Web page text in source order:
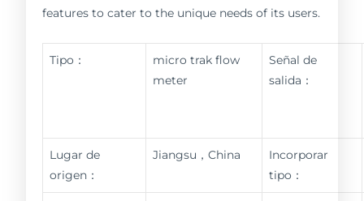
features to cater to the unique needs of its users.
Tipo：
micro trak flow
meter
Señal de
salida：
Lugar de
origen：
Jiangsu，China
Incorporar
tipo：